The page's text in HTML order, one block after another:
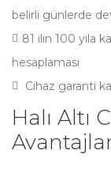
belirli günlerde
81 ilin 100 yıla
hesaplaması
Cihaz garanti
Halı Altı